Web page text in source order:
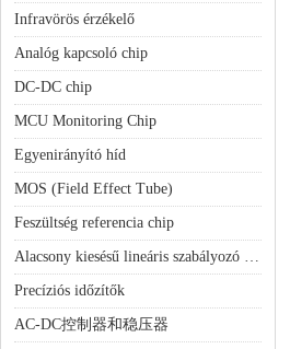
Infravörös érzékelő
Analóg kapcsoló chip
DC-DC chip
MCU Monitoring Chip
Egyenirányító híd
MOS (Field Effect Tube)
Feszültség referencia chip
Alacsony kiesésű lineáris szabályozó (LDO)
Precíziós időzítők
AC-DC控制器和稳压器